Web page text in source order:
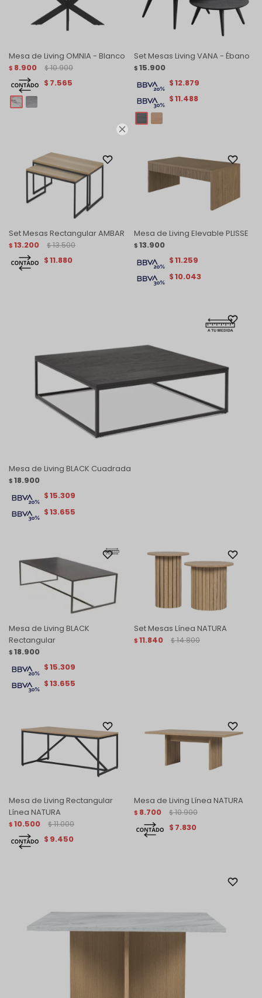

Mesa de Living OMNIA - Blanco
$ 8.900 $ 10.900
$ 7.565
Set Mesas Living VANA - Ébano
$ 15.900
$11.488
$12.879
Set Mesas Rectangular AMBAR
$ 13.200 $ 13.500
$11.880
Mesa de Living Elevable PLISSE
$ 13.900
$10.043
$11.259
Mesa de Living BLACK Cuadrada
$ 18.900
$13.655
$15.309
Mesa de Living BLACK
Rectangular
$ 18.900
$13.655
$15.309
Set Mesas Línea NATURA
$ 11.840 $ 14.800
Mesa de Living Rectangular
Línea NATURA
$ 10.500 $ 11.000
$ 9.450
Mesa de Living Línea NATURA
$ 8.700 $ 10.900
$ 7.830